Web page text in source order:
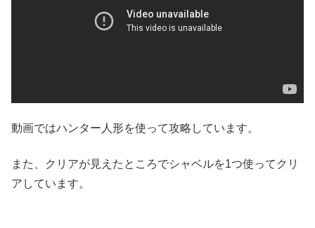
動画ではハンター人形を使って攻略しています。
また、クリアが見えたところでシャベルを1つ使ってクリ
アしています。